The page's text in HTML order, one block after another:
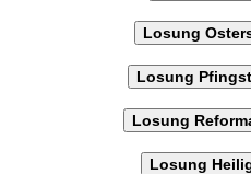
Losung
Losung
Losung
Losung